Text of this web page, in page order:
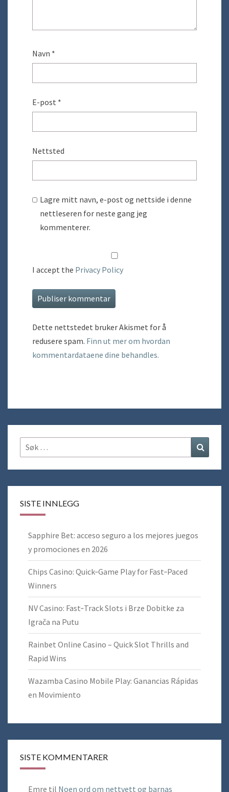
Navn *
E-post *
Nettsted
Lagre mitt navn, e-post og nettside i denne
nettleseren for neste gang jeg
kommenterer.
I accept the Privacy Policy
Dette nettstedet bruker Akismet for å
redusere spam. Finn ut mer om hvordan
kommentardataene dine behandles.
Søk
etter:
SISTE INNLEGG
Sapphire Bet: acceso seguro a los mejores juegos
y promociones en 2026
Chips Casino: Quick‑Game Play for Fast‑Paced
Winners
NV Casino: Fast‑Track Slots i Brze Dobitke za
Igrača na Putu
Rainbet Online Casino – Quick Slot Thrills and
Rapid Wins
Wazamba Casino Mobile Play: Ganancias Rápidas
en Movimiento
SISTE KOMMENTARER
Emre til Noen ord om nettvett og barnas